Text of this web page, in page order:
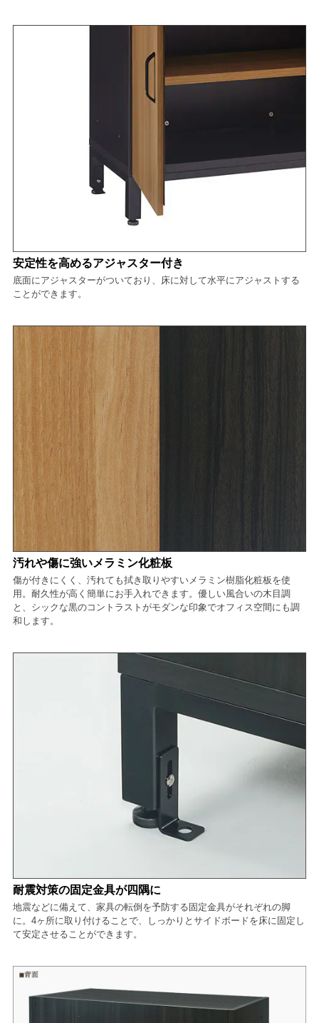
安定性を高めるアジャスター付き
底面にアジャスターがついており、床に対して水平にアジャストする
ことができます。
汚れや傷に強いメラミン化粧板
傷が付きにくく、汚れても拭き取りやすいメラミン樹脂化粧板を使
用。耐久性が高く簡単にお手入れできます。優しい風合いの木目調
と、シックな黒のコントラストがモダンな印象でオフィス空間にも調
和します。
耐震対策の固定金具が四隅に
地震などに備えて、家具の転倒を予防する固定金具がそれぞれの脚
に。4ヶ所に取り付けることで、しっかりとサイドボードを床に固定し
て安定させることができます。